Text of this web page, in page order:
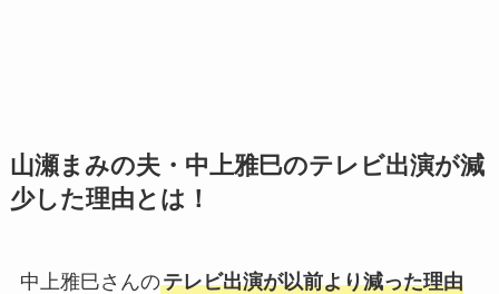
山瀬まみの夫・中上雅巳のテレビ出演が減
少した理由とは！
中上雅巳さんのテレビ出演が以前より減った理由